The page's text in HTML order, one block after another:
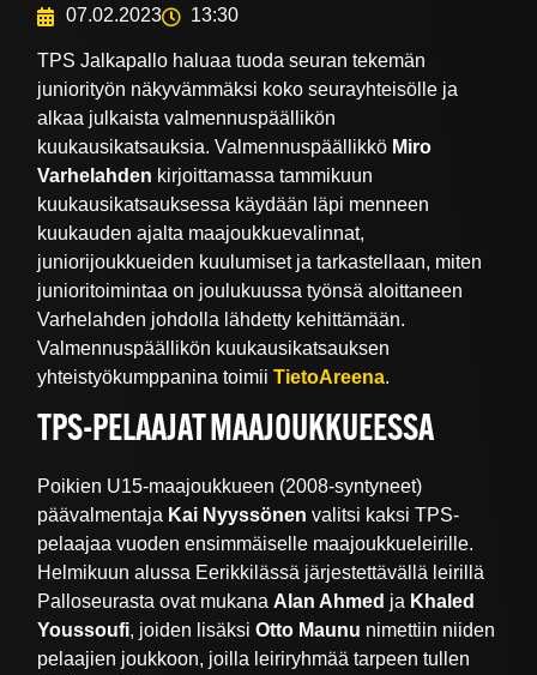
07.02.2023 13:30
TPS Jalkapallo haluaa tuoda seuran tekemän
juniorityön näkyvämmäksi koko seurayhteisölle ja
alkaa julkaista valmennuspäällikön
kuukausikatsauksia. Valmennuspäällikkö Miro
Varhelahden kirjoittamassa tammikuun
kuukausikatsauksessa käydään läpi menneen
kuukauden ajalta maajoukkuevalinnat,
juniorijoukkueiden kuulumiset ja tarkastellaan, miten
junioritoimintaa on joulukuussa työnsä aloittaneen
Varhelahden johdolla lähdetty kehittämään.
Valmennuspäällikön kuukausikatsauksen
yhteistyökumppanina toimiiTietoAreena.
TPS-PELAAJAT MAAJOUKKUEESSA
Poikien U15-maajoukkueen (2008-syntyneet)
päävalmentaja Kai Nyyssönenvalitsi kaksi TPS-
pelaajaa vuoden ensimmäiselle maajoukkueleirille.
Helmikuun alussa Eerikkilässä järjestettävällä leirillä
Palloseurasta ovat mukanaAlan Ahmed ja Khaled
Youssoufi, joiden lisäksiOtto Maunu nimettiin niiden
pelaajien joukkoon, joilla leiriryhmää tarpeen tullen